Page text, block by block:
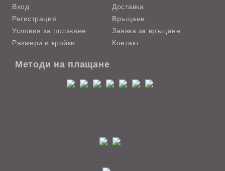
Вход
Регистрация
Условия за ползване
Размери и кройки
Доставка
Връщане
Заявка за връщане
Контакт
Методи на плащане